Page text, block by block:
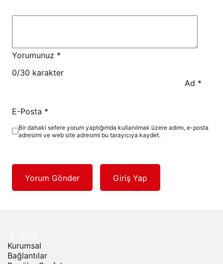
Yorumunuz *
0/30 karakter
Ad *
E-Posta *
Bir dahaki sefere yorum yaptığımda kullanılmak üzere adımı, e-posta
adresimi ve web site adresimi bu tarayıcıya kaydet.
Yorum Gönder Giriş Yap
Kurumsal
Bağlantılar